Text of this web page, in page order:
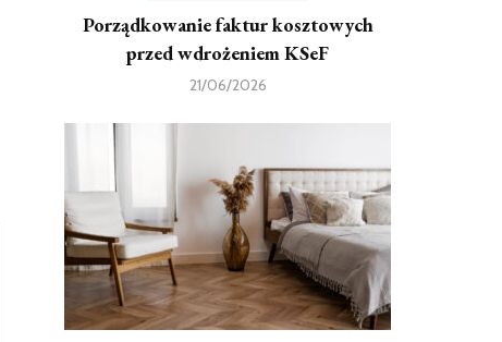
Porządkowanie faktur kosztowych
przed wdrożeniem KSeF
21/06/2026